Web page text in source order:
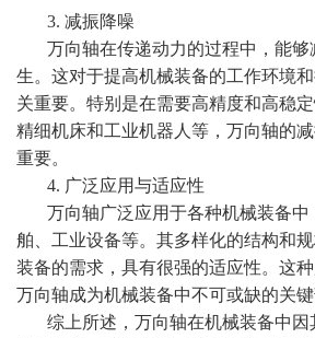
3. 减振降噪
万向轴在传递动力的过程中，能
生。这对于提高机械装备的工作环境
关重要。特别是在需要高精度和高稳
精细机床和工业机器人等，万向轴的
重要。
4. 广泛应用与适应性
万向轴广泛应用于各种机械装备
舶、工业设备等。其多样化的结构和
装备的需求，具有很强的适应性。这
万向轴成为机械装备中不可或缺的关键
综上所述，万向轴在机械装备中